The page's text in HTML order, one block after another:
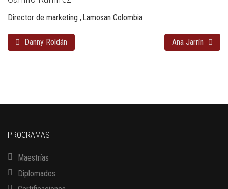
Director de marketing Lamosan Colombia
Danny Roldán Ana Jarrín
PROGRAMAS
Maestrías
Diplomados